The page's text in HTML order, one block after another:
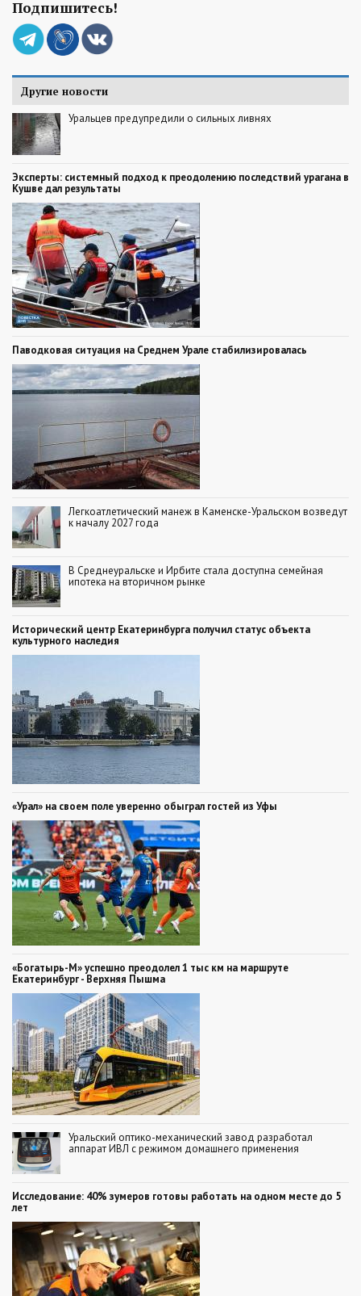
Подпишитесь!
Другие новости
Уральцев предупредили о сильных ливнях
Эксперты: системный подход к преодолению последствий урагана в
Кушве дал результаты
Паводковая ситуация на Среднем Урале стабилизировалась
Легкоатлетический манеж в Каменске-Уральском возведут
к началу 2027 года
В Среднеуральске и Ирбите стала доступна семейная
ипотека на вторичном рынке
Исторический центр Екатеринбурга получил статус объекта
культурного наследия
«Урал» на своем поле уверенно обыграл гостей из Уфы
«Богатырь-М» успешно преодолел 1 тыс км на маршруте
Екатеринбург - Верхняя Пышма
Уральский оптико-механический завод разработал
аппарат ИВЛ с режимом домашнего применения
Исследование: 40% зумеров готовы работать на одном месте до 5
лет